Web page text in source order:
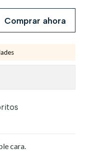
Comprar ahora
cara.